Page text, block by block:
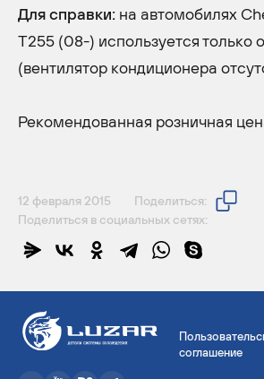
Для справки: на автомобилях
T255 (08-) используется только
(вентилятор кондиционера
Рекомендованная розничная
12 февраля 2015
Поделиться:
Поделиться в социальных сетях:
соглашение